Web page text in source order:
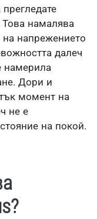
намалява
на напрежението
далеч
намерила
Дори и
момент на
не е
на покой.